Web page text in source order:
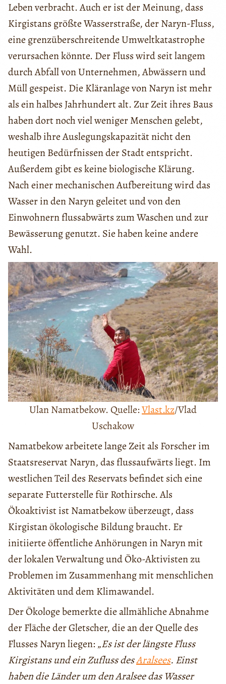
Leben verbracht. Auch er ist der Meinung, dass
Kirgistans größte Wasserstraße, der Naryn-Fluss,
eine grenzüberschreitende Umweltkatastrophe
verursachen könnte. Der Fluss wird seit langem
durch Abfall von Unternehmen, Abwässern und
Müll gespeist. Die Kläranlage von Naryn ist mehr
als ein halbes Jahrhundert alt. Zur Zeit ihres Baus
haben dort noch viel weniger Menschen gelebt,
weshalb ihre Auslegungskapazität nicht den
heutigen Bedürfnissen der Stadt entspricht.
Außerdem gibt es keine biologische Klärung.
Nach einer mechanischen Aufbereitung wird das
Wasser in den Naryn geleitet und von den
Einwohnern flussabwärts zum Waschen und zur
Bewässerung genutzt. Sie haben keine andere
Wahl.
Ulan Namatbekow. Quelle:Vlast.kz/Vlad
Uschakow
Namatbekow arbeitete lange Zeit als Forscher im
Staatsreservat Naryn, das flussaufwärts liegt. Im
westlichen Teil des Reservats befindet sich eine
separate Futterstelle für Rothirsche. Als
Ökoaktivist ist Namatbekow überzeugt, dass
Kirgistan ökologische Bildung braucht. Er
initiierte öffentliche Anhörungen in Naryn mit
der lokalen Verwaltung und Öko-Aktivisten zu
Problemen im Zusammenhang mit menschlichen
Aktivitäten und dem Klimawandel.
Der Ökologe bemerkte die allmähliche Abnahme
der Fläche der Gletscher, die an der Quelle des
Flusses Naryn liegen: „Es ist der längste Fluss
Kirgistans und ein Zufluss desAralsees. Einst
haben die Länder um den Aralsee das Wasser